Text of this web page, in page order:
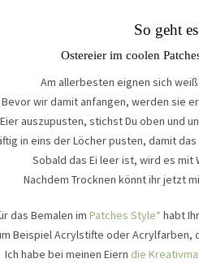
So geht
Ostereier im coolen
Am allerbesten eignen sich
Bevor wir damit anfangen, werden sie
auszupusten, stichst Du oben und
in eins der Löcher pusten, damit
Sobald das Ei leer ist, wird es mit
Nachdem Trocknen könnt ihr jetzt
das Bemalen im Patches Style* habt
Beispiel Acrylstifte oder Acrylfarben,
Ich habe bei meinen Eiern die